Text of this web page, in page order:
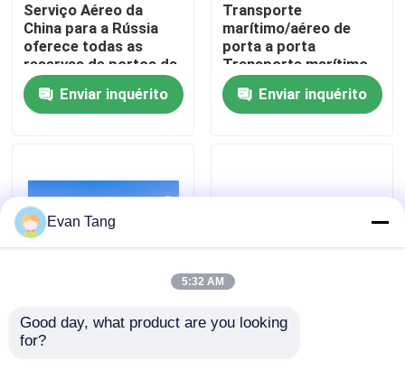
Sobre nós
Visita à fábrica
Contacte-nos
Serviço Aéreo da
China para a Rússia
oferece todas as
reservas de portos da
China
Enviar inquérito
Transporte
marítimo/aéreo de
porta a porta
Transporte marítimo
da China para o
mundo,transporte
internacional,serviços
Enviar inquérito
DHL Ups Global
Freight International
DDP Dubai Delivery
Evan Tang
5:32 AM
Good day, what product are you looking
for?